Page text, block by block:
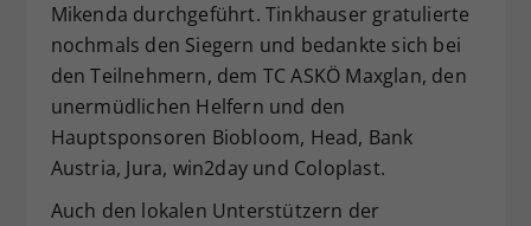
Mikenda durchgeführt. Tinkhauser gratulierte
nochmals den Siegern und bedankte sich bei
den Teilnehmern, dem TC ASKÖ Maxglan, den
unermüdlichen Helfern und den
Hauptsponsoren Biobloom, Head, Bank
Austria, Jura, win2day und Coloplast.
Auch den lokalen Unterstützern der